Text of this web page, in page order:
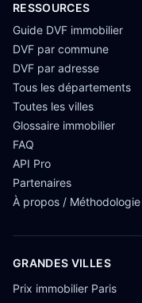
RESSOURCES
Guide DVF immobilier
DVF par commune
DVF par adresse
Tous les départements
Toutes les villes
Glossaire immobilier
FAQ
API Pro
Partenaires
À propos / Méthodologie
GRANDES VILLES
Prix immobilier Paris